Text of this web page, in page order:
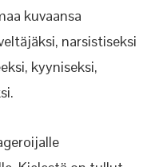
kuvaansa
narsistiseksi
kyyniseksi,